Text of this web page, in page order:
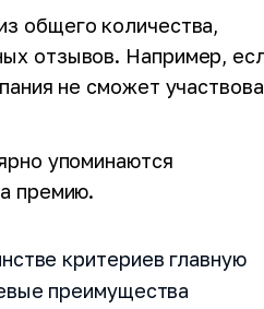
общего количества,
отзывов. Например,
не сможет
упоминаются
премию.
критериев главную
преимущества